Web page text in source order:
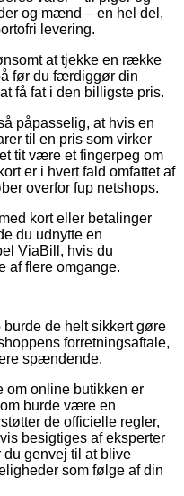
og mænd – en hel del,
levering.
at tjekke en række
før du færdiggør din
få fat i den billigste pris.
påpasselig, at hvis en
til en pris som virker
tit være et fingerpeg om
er i hvert fald omfattet af
overfor fup netshops.
kort eller betalinger
du udnytte en
ViaBill, hvis du
af flere omgange.
de helt sikkert gøre
forretningsaftale,
spændende.
om online butikken er
burde være en
de officielle regler,
besigtiges af eksperter
du genvej til at blive
som følge af din